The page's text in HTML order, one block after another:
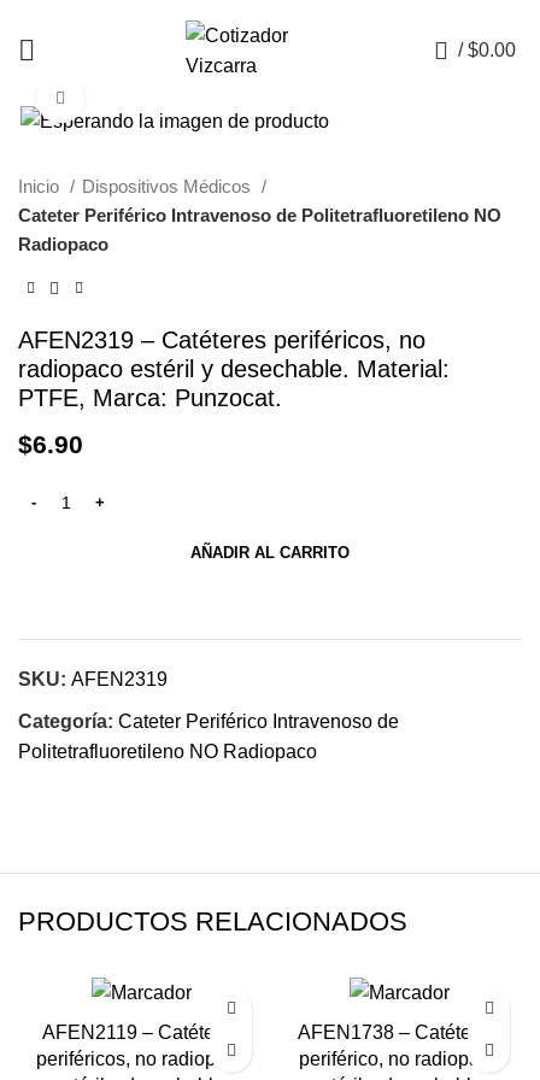
/ $0.00
Inicio
Dispositivos Médicos
Cateter Periférico Intravenoso de Politetrafluoretileno NO
Radiopaco
AFEN2319 – Catéteres periféricos, no
radiopaco estéril y desechable. Material:
PTFE, Marca: Punzocat.
$6.90
AÑADIR AL CARRITO
SKU: AFEN2319
Categoría: Cateter Periférico Intravenoso de
Politetrafluoretileno NO Radiopaco
PRODUCTOS RELACIONADOS
AFEN2119 – Catéteres
periféricos, no radiopaco
AFEN1738 – Catéter IV
periférico, no radiopaco